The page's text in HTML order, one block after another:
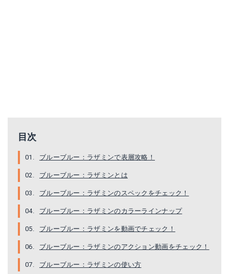
目次
ブルーブルー：ラザミンで表層攻略！
ブルーブルー：ラザミンとは
ブルーブルー：ラザミンのスペックをチェック！
ブルーブルー：ラザミンのカラーラインナップ
ブルーブルー：ラザミンを動画でチェック！
ブルーブルー：ラザミンのアクション動画をチェック！
ブルーブルー：ラザミンの使い方